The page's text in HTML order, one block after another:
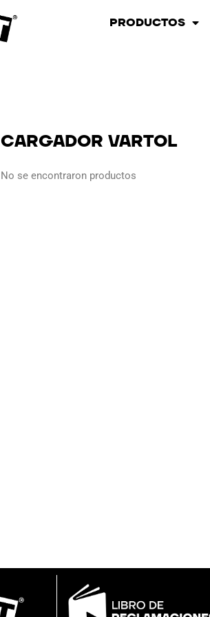
PRODUCTOS
CARGADOR VARTOL
No se encontraron productos